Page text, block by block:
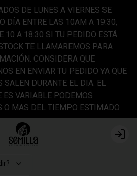
DE LUNES A VIERNES SE
DÍA ENTRE LAS 10AM A 19:30,
10 A 18:30 SI TU PEDIDO ESTÁ
TE LLAMAREMOS PARA
CONSIDERA QUE
EN ENVIAR TU PEDIDO YA QUE
SALEN DURANTE EL DIA. EL
ES VARIABLE PODEMOS
O MAS DEL TIEMPO ESTIMADO.
Login